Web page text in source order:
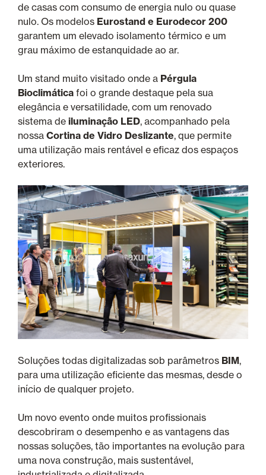
de casas com consumo de energia nulo ou quase
nulo. Os modelos Eurostand e Eurodecor 200
garantem um elevado isolamento térmico e um
grau máximo de estanquidade ao ar.
Um stand muito visitado onde a Pérgula
Bioclimática foi o grande destaque pela sua
elegância e versatilidade, com um renovado
sistema de iluminação LED, acompanhado pela
nossa Cortina de Vidro Deslizante, que permite
uma utilização mais rentável e eficaz dos espaços
exteriores.
Soluções todas digitalizadas sob parâmetros BIM,
para uma utilização eficiente das mesmas, desde o
início de qualquer projeto.
Um novo evento onde muitos profissionais
descobriram o desempenho e as vantagens das
nossas soluções, tão importantes na evolução para
uma nova construção, mais sustentável,